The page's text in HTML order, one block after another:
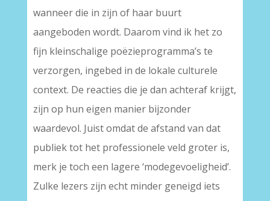
wanneer die in zijn of haar buurt
aangeboden wordt. Daarom vind ik het zo
fijn kleinschalige poëzieprogramma’s te
verzorgen, ingebed in de lokale culturele
context. De reacties die je dan achteraf krijgt,
zijn op hun eigen manier bijzonder
waardevol. Juist omdat de afstand van dat
publiek tot het professionele veld groter is,
merk je toch een lagere ‘modegevoeligheid’.
Zulke lezers zijn echt minder geneigd iets